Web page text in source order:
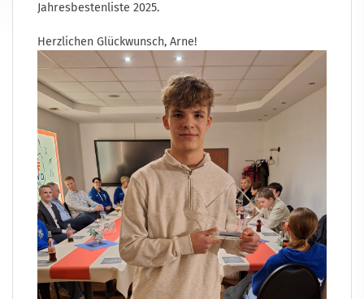
Jahresbestenliste 2025.
Herzlichen Glückwunsch, Arne!